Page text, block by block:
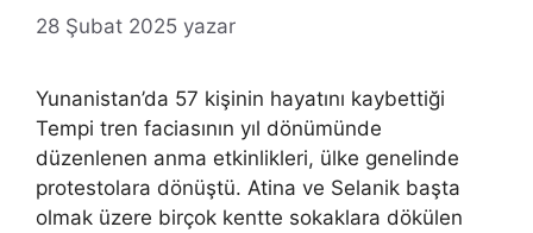
28 Şubat 2025 yazar
Yunanistan’da 57 kişinin hayatını kaybettiği
Tempi tren faciasının yıl dönümünde
düzenlenen anma etkinlikleri, ülke genelinde
protestolara dönüştü. Atina ve Selanik başta
olmak üzere birçok kentte sokaklara dökülen